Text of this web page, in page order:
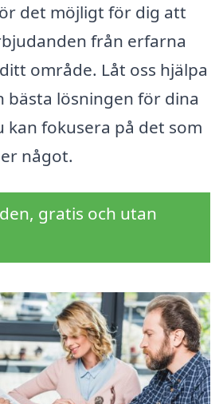
det möjligt för dig att
från erfarna
område. Låt oss hjälpa
bästa lösningen för dina
kan fokusera på det som
något.
gratis och utan